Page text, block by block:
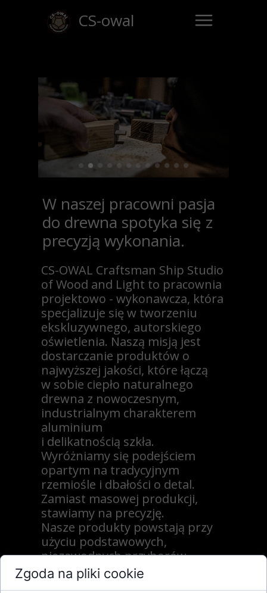
CS-owal
CS-OWAL Craftsman Ship Studio
of Wood and Light to pracownia
projektowo - wykonawcza, która
specjalizuje się w tworzeniu
ekskluzywnego, autorskiego
oświetlenia. Naszą misją jest
dostarczanie produktów o
najwyższej jakości, które łączą
w sobie ciepło naturalnego
drewna z nowoczesnym,
industrialnym charakterem
aluminium
i delikatnością szkła.
Wyróżniamy się podejściem
opartym na tradycyjnym
rzemiośle i dbałości o detal.
Zamiast masowej produkcji,
stawiamy na precyzję.
Nasze produkty powstają przy
użyciu podstawowych,
niezawodnych przyborów
pomiarowych (np. linijka, cyrkiel,
kątomierz) oraz narzędzi
W naszej pracowni pasja
do drewna spotyka się z
precyzją wykonania.
Zgoda na pliki cookie